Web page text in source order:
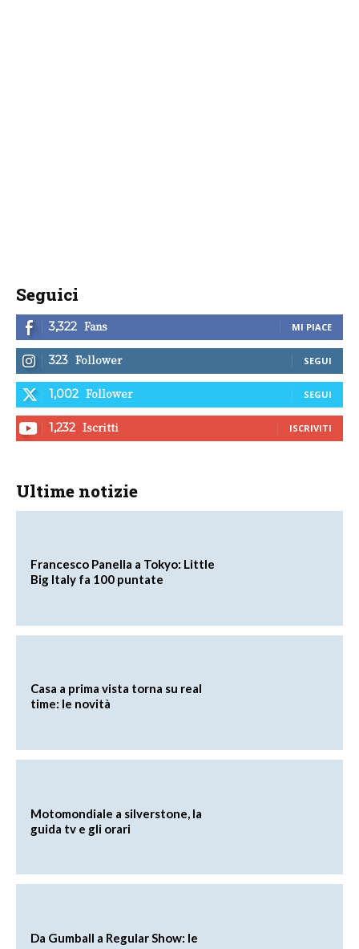
Seguici
3,322 Fans MI PIACE
323 Follower SEGUI
1,002 Follower SEGUI
1,232 Iscritti ISCRIVITI
Ultime notizie
Francesco Panella a Tokyo: Little
Big Italy fa 100 puntate
Casa a prima vista torna su real
time: le novità
Motomondiale a silverstone, la
guida tv e gli orari
Da Gumball a Regular Show: le